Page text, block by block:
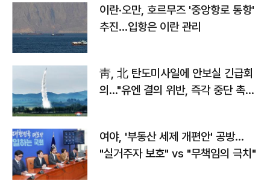
이란·오만, 호르무즈 '중앙항로 통항'
추진…입항은 이란 관리
靑, 北 탄도미사일에 안보실 긴급회
의…"유엔 결의 위반, 즉각 중단 촉
여야, '부동산 세제 개편안' 공방…
"실거주자 보호" vs "무책임의 극치"